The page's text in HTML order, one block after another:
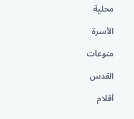
محلية
الأسرة
منوعات
القدس
أقلام